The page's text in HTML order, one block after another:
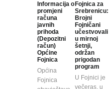
Informacija o
promjeni
računa
javnih
prihoda
(Depozitni
račun)
Općine
Fojnica
Općina
Fojnica
Fojnica za
Srebrenicu:
Brojni
Fojničani
učestvovali
u mirnoj
šetnji,
održan
prigodan
program
U Fojnici je
večeras, u